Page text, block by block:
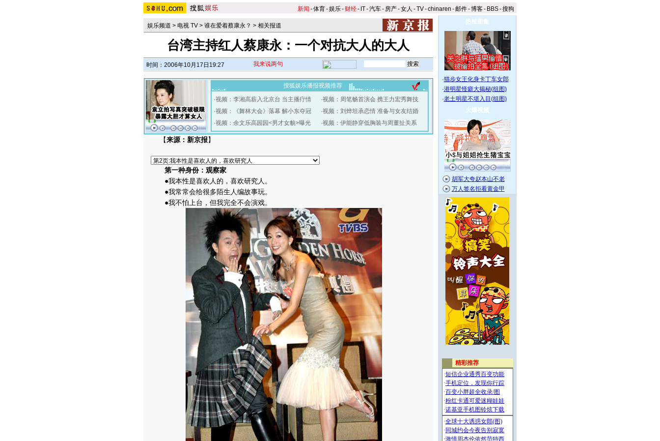
新闻 -体育-娱乐- 财经- IT-汽车- 房产-女人 -TV-chinaren -邮件-博客- BBS-搜狗
娱乐频道 > 电视 TV > 谁在爱着蔡康永？ > 相关报道
台湾主持红人蔡康永：一个对抗大人的大人
时间：2006年10月17日19:27 我来说两句
搜狐娱乐播报视频推荐
·视频：李湘高薪入北京台 当主播疗情
·视频：《舞林大会》落幕 解小东夺冠
·视频：余文乐高园园<男才女貌>曝光
·视频：周笔畅首演会 携王力宏秀舞技
·视频：刘烨坦承恋情 准备与女友结婚
·视频：伊能静穿低胸装与周董扯关系
【来源：新京报】
第一种身份：观察家
●我本性是喜欢人的，喜欢研究人。
●我常常会给很多陌生人编故事玩。
●我不怕上台，但我完全不会演戏。
热辣图集
·猫步女王化身卡丁车女郎
·港明星怪癖大揭秘(组图)
·老土明星不堪入目(组图)
火爆视频
胡军大夸赵本山不老
万人签名拒看黄金甲